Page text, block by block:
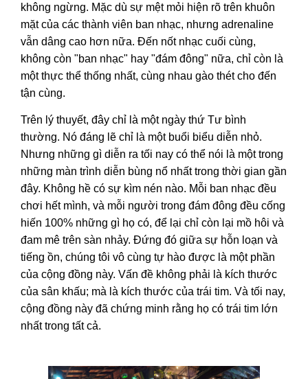
không ngừng. Mặc dù sự mệt mỏi hiện rõ trên khuôn
mặt của các thành viên ban nhạc, nhưng adrenaline
vẫn dâng cao hơn nữa. Đến nốt nhạc cuối cùng,
không còn "ban nhạc" hay "đám đông" nữa, chỉ còn là
một thực thể thống nhất, cùng nhau gào thét cho đến
tận cùng.
Trên lý thuyết, đây chỉ là một ngày thứ Tư bình
thường. Nó đáng lẽ chỉ là một buổi biểu diễn nhỏ.
Nhưng những gì diễn ra tối nay có thể nói là một trong
những màn trình diễn bùng nổ nhất trong thời gian gần
đây. Không hề có sự kìm nén nào. Mỗi ban nhạc đều
chơi hết mình, và mỗi người trong đám đông đều cống
hiến 100% những gì họ có, để lại chỉ còn lại mồ hôi và
đam mê trên sàn nhảy. Đứng đó giữa sự hỗn loạn và
tiếng ồn, chúng tôi vô cùng tự hào được là một phần
của cộng đồng này. Vấn đề không phải là kích thước
của sân khấu; mà là kích thước của trái tim. Và tối nay,
cộng đồng này đã chứng minh rằng họ có trái tim lớn
nhất trong tất cả.